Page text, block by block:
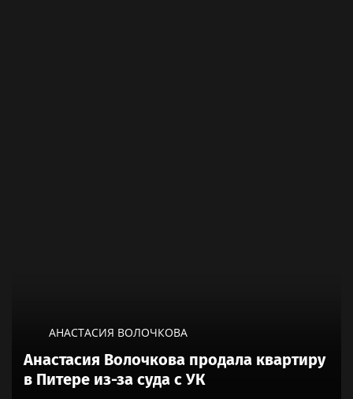
АНАСТАСИЯ ВОЛОЧКОВА
Анастасия Волочкова продала квартиру
в Питере из-за суда с УК